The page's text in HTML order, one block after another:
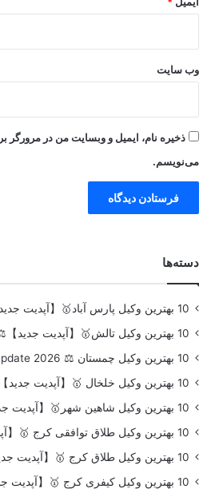
وب‌ سایت
ذخیره نام، ایمیل و وبسایت من در مرورگر
می‌نویسم.
دسته‌ها
10 بهترین وکیل پارس آباد🥇【آپدیت جدید】⚖️
10 بهترین وکیل تالش🥇【آپدیت جدید】⚖️
10 بهترین وکیل چمستان ⚖️ update 2026
10 بهترین وکیل خلخال 🥇【آپدیت جدید】⚖️
10 بهترین وکیل شاهین شهر🥇【آپدیت جدید】⚖️
10 بهترین وکیل طلاق توافقی کرج 🥇【آپدیت جدید】⚖️
10 بهترین وکیل طلاق کرج 🥇【آپدیت جدید】⚖️
10 بهترین وکیل کیفری کرج 🥇【آپدیت جدید】⚖️